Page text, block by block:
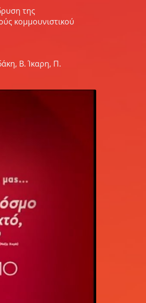
της
κομμουνιστικού
Β. Ίκαρη, Π.